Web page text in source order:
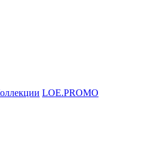
LOE.PROMO